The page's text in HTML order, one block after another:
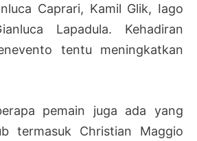
Caprari, Kamil Glik, Iago
Lapadula. Kehadiran
tentu meningkatkan
pemain juga ada yang
termasuk Christian Maggio